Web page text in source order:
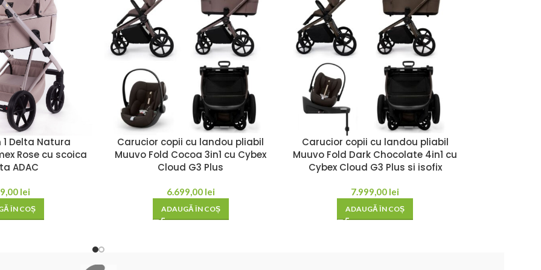
racoros chiar si in zilele calduroase. Baza landoului este intarita cu spuma EPP pentru a absorbi socurile si a
protectie completa in orice vreme.
tau suficient spatiu pentru a sta confortabil sau a trage un pui de somn. Sistemul de hamuri cu catarama
pliaza cu o singura miscare si odata pliat, ocupa foarte putin spatiu. Solutia perfecta pentru masina sau pentru
Delta Natura
Rose cu scoica
ADAC
lei
ÎN COȘ
Carucior copii cu landou pliabil
Muuvo Fold Cocoa 3in1 cu Cybex
Cloud G3 Plus
6.699,00 lei
ADAUGĂ ÎN COȘ
Carucior copii cu landou pliabil
Muuvo Fold Dark Chocolate 4in1 cu
Cybex Cloud G3 Plus si isofix
7.999,00 lei
ADAUGĂ ÎN COȘ